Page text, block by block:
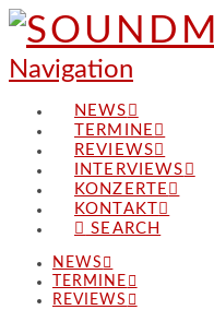
Navigation
NEWS
TERMINE
REVIEWS
INTERVIEWS
KONZERTE
KONTAKT
SEARCH
NEWS
TERMINE
REVIEWS